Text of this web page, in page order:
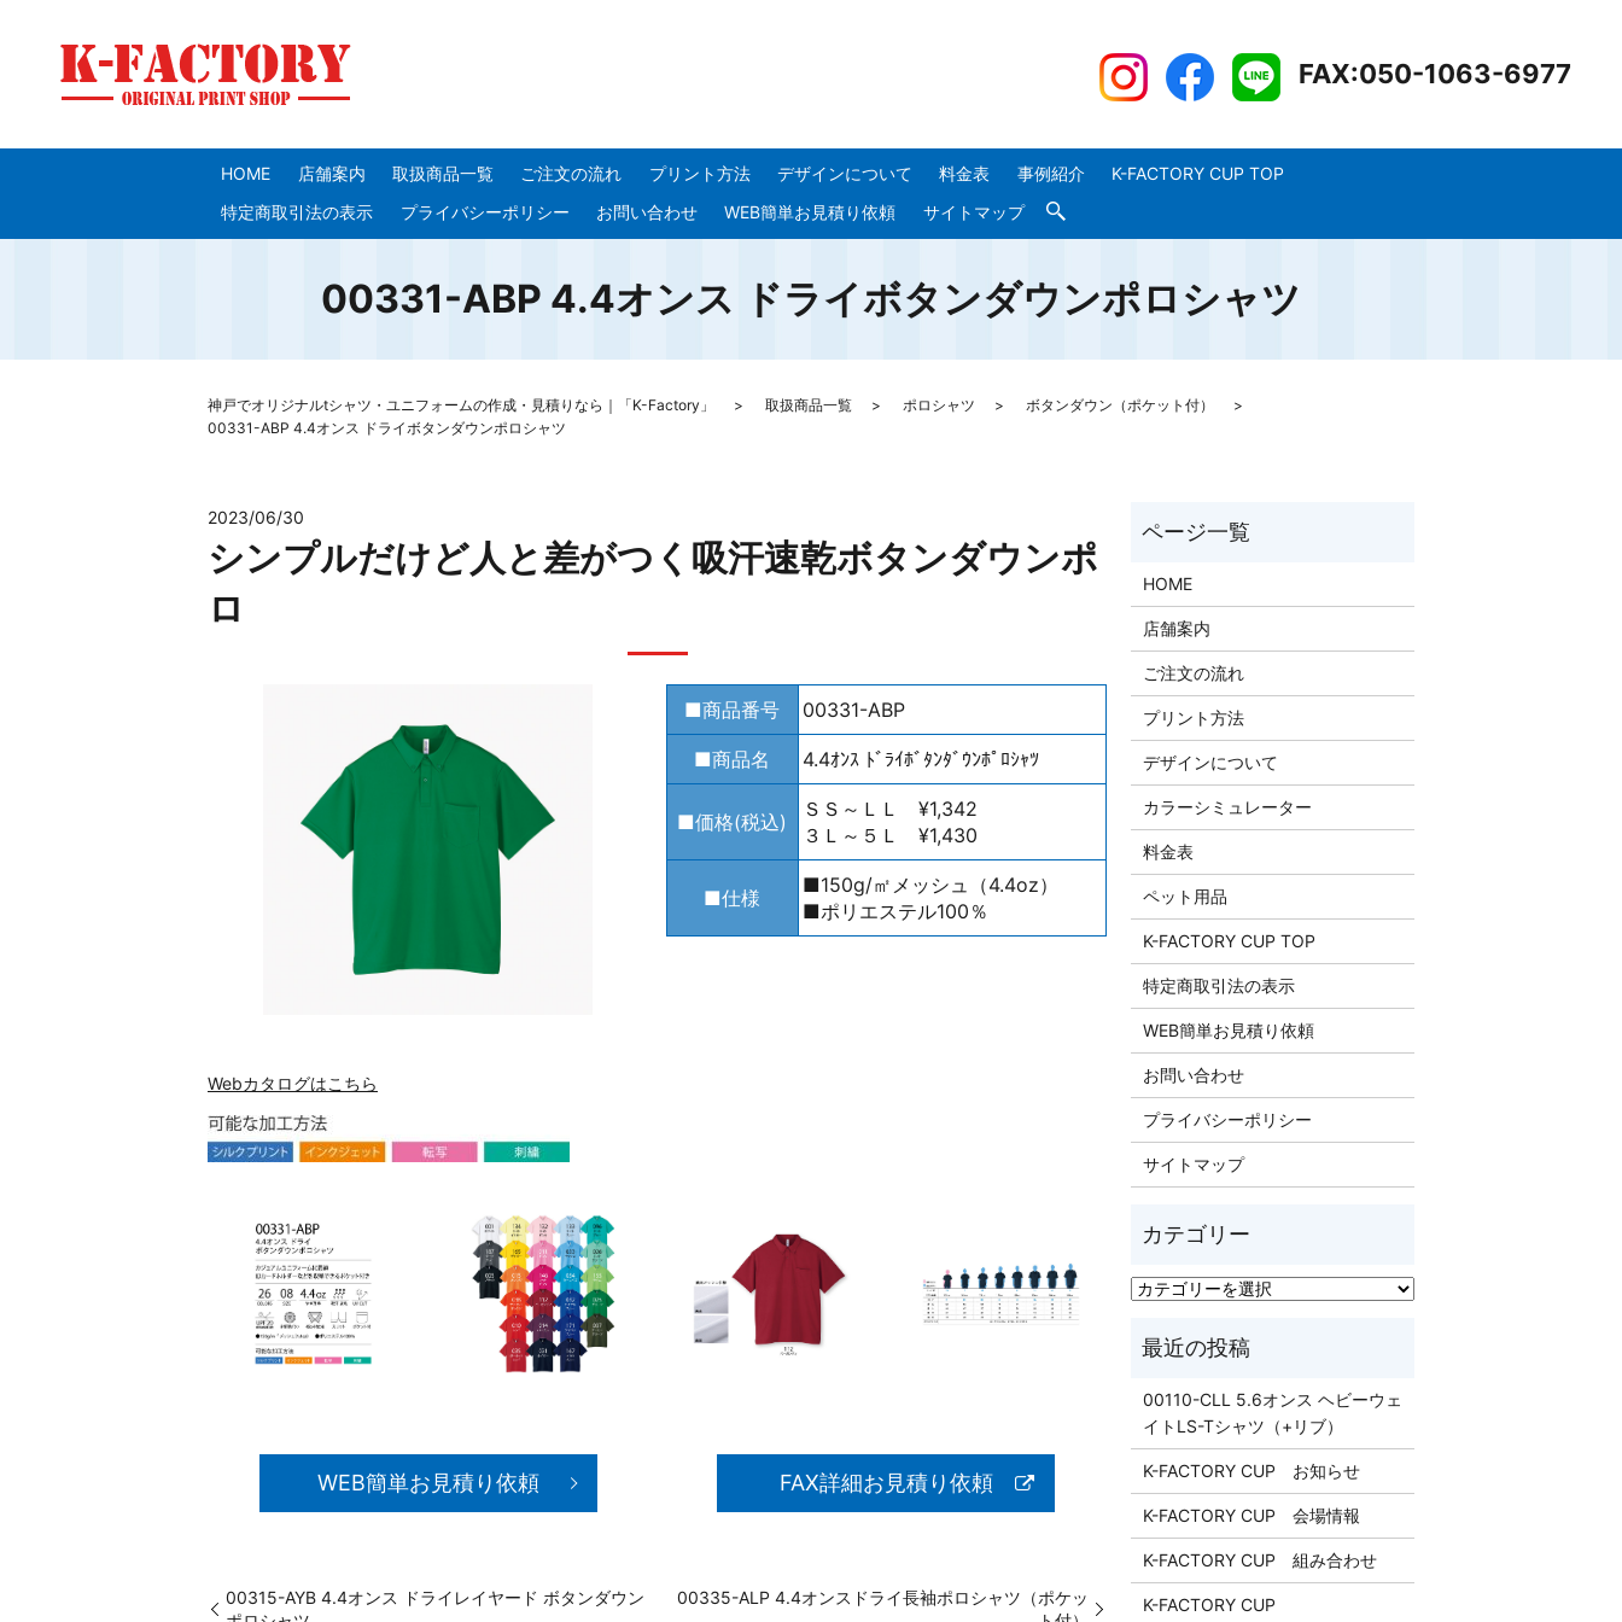
FAX:050-1063-6977
HOME 店舗案内 取扱商品一覧 ご注文の流れ プリント方法 デザインについて 料金表 事例紹介
K-FACTORY CUP TOP
特定商取引法の表示
プライバシーポリシー お問い合わせ WEB簡単お見積り依頼 サイトマップ
00331-ABP 4.4オンス ドライボタンダウンポロシャツ
神戸でオリジナルtシャツ・ユニフォームの作成・見積りなら｜「K-Factory」 取扱商品一覧 ポロシャツ
ボタンダウン（ポケット付）
00331-ABP 4.4オンス ドライボタンダウンポロシャツ
2023/06/30
シンプルだけど人と差がつく吸汗速乾ボタンダウンポ
ロ
■商品番号 00331-ABP
■商品名 4.4ｵﾝｽ ﾄﾞﾗｲﾎﾞﾀﾝﾀﾞｳﾝﾎﾟﾛｼｬﾂ
■価格(税込)
ＳＳ～ＬＬ ¥1,342
３Ｌ～５Ｌ ¥1,430
■仕様
■150g/㎡メッシュ（4.4oz）
■ポリエステル100％
Webカタログはこちら
WEB簡単お見積り依頼 FAX詳細お見積り依頼
00315-AYB 4.4オンス ドライレイヤード ボタンダウン
00335-ALP 4.4オンスドライ長袖ポロシャツ（ポケッ
HOME
店舗案内
ご注文の流れ
プリント方法
デザインについて
カラーシミュレーター
料金表
ペット用品
K-FACTORY CUP TOP
特定商取引法の表示
WEB簡単お見積り依頼
お問い合わせ
プライバシーポリシー
サイトマップ
00110-CLL 5.6オンス ヘビーウェ
イトLS-Tシャツ（+リブ）
K-FACTORY CUP お知らせ
K-FACTORY CUP 会場情報
K-FACTORY CUP 組み合わせ
K-FACTORY CUP